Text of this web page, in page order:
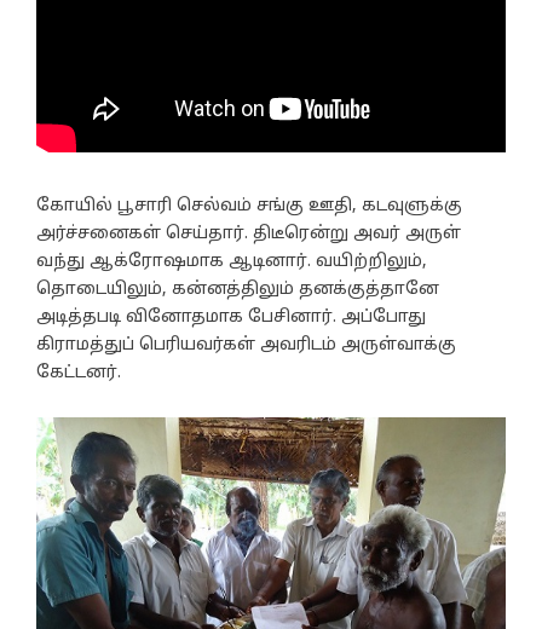
கோயில் பூசாரி செல்வம் சங்கு ஊதி, கடவுளுக்கு
அர்ச்சனைகள் செய்தார். திடீரென்று அவர் அருள்
வந்து ஆக்ரோஷமாக ஆடினார். வயிற்றிலும்,
தொடையிலும், கன்னத்திலும் தனக்குத்தானே
அடித்தபடி வினோதமாக பேசினார். அப்போது
கிராமத்துப் பெரியவர்கள் அவரிடம் அருள்வாக்கு
கேட்டனர்.